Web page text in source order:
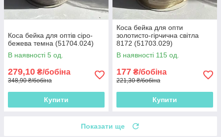
Коса бейка для оптів сіро-
бежева темна (51704.024)
В наявності 5 од.
279,10 ₴/бобіна
348,90 ₴/бобіна
Купити
Коса бейка для опти
золотисто-гірчична світла
8172 (51703.029)
В наявності 115 од.
177 ₴/бобіна
221,30 ₴/бобіна
Купити
Показати ще